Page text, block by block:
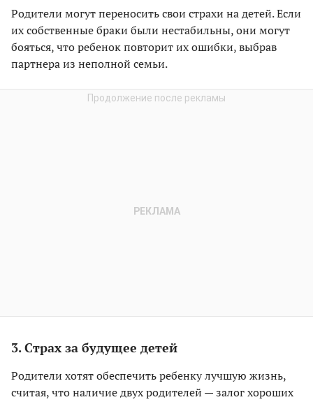
Родители могут переносить свои страхи на детей. Если
их собственные браки были нестабильны, они могут
бояться, что ребенок повторит их ошибки, выбрав
партнера из неполной семьи.
3. Страх за будущее детей
Родители хотят обеспечить ребенку лучшую жизнь,
считая, что наличие двух родителей — залог хороших